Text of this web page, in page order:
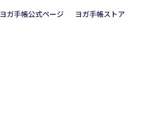
ヨガ手帳公式ページ ヨガ手帳ストア